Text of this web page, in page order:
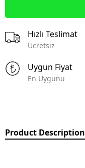
Hızlı Teslimat
Ücretsiz
Uygun Fiyat
En Uygunu
Product Description